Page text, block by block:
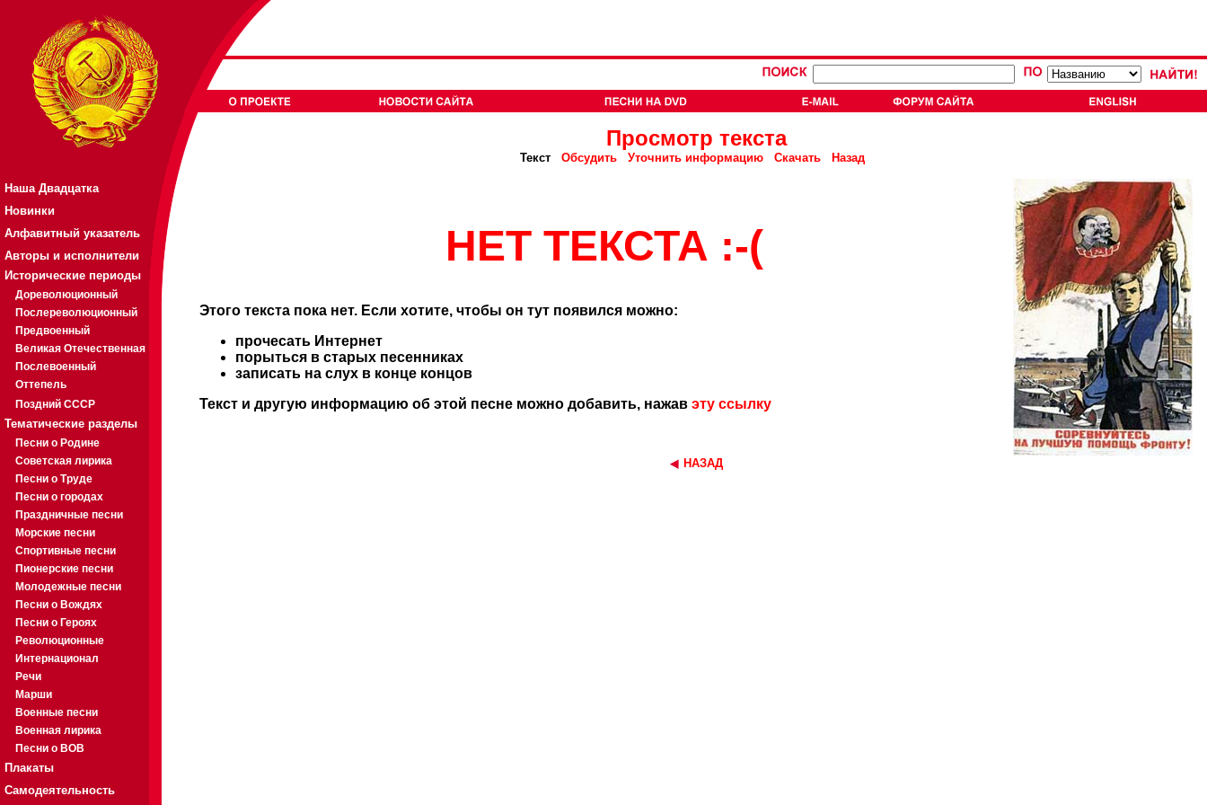
Наша Двадцатка
Новинки
Алфавитный указатель
Авторы и исполнители
Исторические периоды
Дореволюционный
Послереволюционный
Предвоенный
Великая Отечественная
Послевоенный
Оттепель
Поздний СССР
Тематические разделы
Песни о Родине
Советская лирика
Песни о Труде
Песни о городах
Праздничные песни
Морские песни
Спортивные песни
Пионерские песни
Молодежные песни
Песни о Вождях
Песни о Героях
Революционные
Интернационал
Речи
Марши
Военные песни
Военная лирика
Песни о ВОВ
Плакаты
Самодеятельность
Просмотр текста
Текст Обсудить Уточнить информацию Скачать Назад
НЕТ ТЕКСТА :-(
Этого текста пока нет. Если хотите, чтобы он тут появился можно:
прочесать Интернет
порыться в старых песенниках
записать на слух в конце концов
Текст и другую информацию об этой песне можно добавить, нажав эту ссылку
НАЗАД